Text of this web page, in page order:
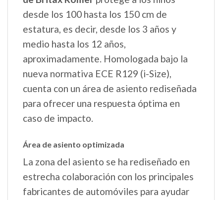
desde los 100 hasta los 150 cm de
estatura, es decir, desde los 3 años y
medio hasta los 12 años,
aproximadamente. Homologada bajo la
nueva normativa ECE R129 (i-Size),
cuenta con un área de asiento rediseñada
para ofrecer una respuesta óptima en
caso de impacto.
Área de asiento optimizada
La zona del asiento se ha rediseñado en
estrecha colaboración con los principales
fabricantes de automóviles para ayudar